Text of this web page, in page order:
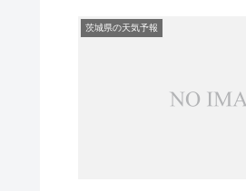
茨城県の天気予報